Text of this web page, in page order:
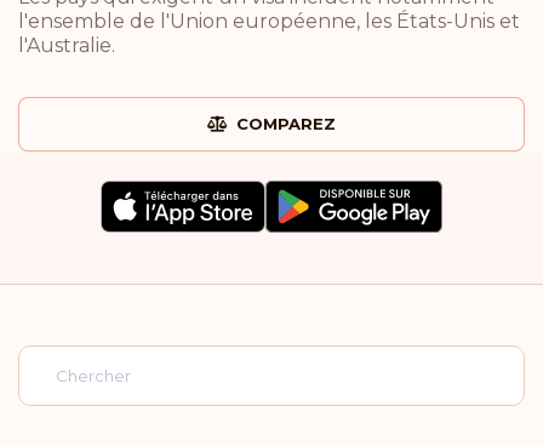
l'ensemble de l'Union européenne, les États-Unis et
l'Australie.
COMPAREZ